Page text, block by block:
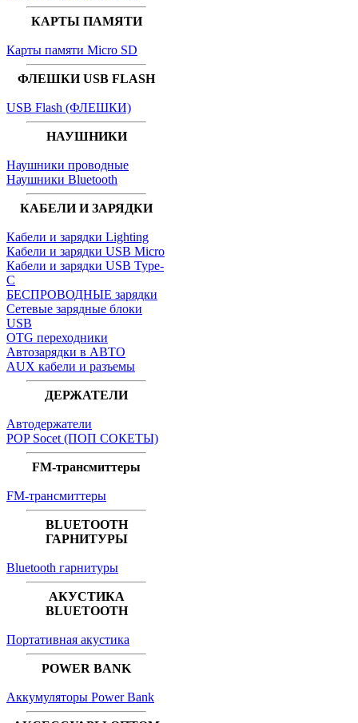
КАРТЫ ПАМЯТИ
Карты памяти Micro SD
ФЛЕШКИ USB FLASH
USB Flash (ФЛЕШКИ)
НАУШНИКИ
Наушники проводные
Наушники Bluetooth
КАБЕЛИ И ЗАРЯДКИ
Кабели и зарядки Lighting
Кабели и зарядки USB Micro
Кабели и зарядки USB Type-
C
БЕСПРОВОДНЫЕ зарядки
Сетевые зарядные блоки
USB
OTG переходники
Автозарядки в АВТО
AUX кабели и разъемы
ДЕРЖАТЕЛИ
Автодержатели
POP Socet (ПОП СОКЕТЫ)
FM-трансмиттеры
FM-трансмиттеры
BLUETOOTH
ГАРНИТУРЫ
Bluetooth гарнитуры
АКУСТИКА
BLUETOOTH
Портативная акустика
POWER BANK
Аккумуляторы Power Bank